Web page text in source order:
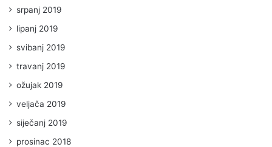
srpanj 2019
lipanj 2019
svibanj 2019
travanj 2019
ožujak 2019
veljača 2019
siječanj 2019
prosinac 2018